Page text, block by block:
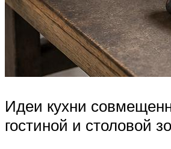
Идеи кухни
гостиной и столовой